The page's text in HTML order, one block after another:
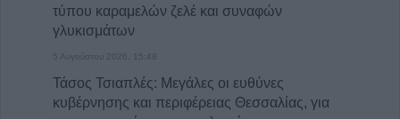
τύπου καραμελών ζελέ και συναφών
γλυκισμάτων
5 Αυγούστου 2026, 15:48
Τάσος Τσιαπλές: Μεγάλες οι ευθύνες
κυβέρνησης και περιφέρειας Θεσσαλίας, για